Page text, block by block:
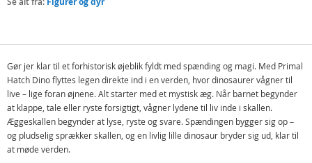
Gør jer klar til et forhistorisk øjeblik fyldt med spænding og magi. Med Primal
Hatch Dino flyttes legen direkte ind i en verden, hvor dinosaurer vågner til
live – lige foran øjnene. Alt starter med et mystisk æg. Når barnet begynder
at klappe, tale eller ryste forsigtigt, vågner lydene til liv inde i skallen.
Æggeskallen begynder at lyse, ryste og svare. Spændingen bygger sig op –
og pludselig sprækker skallen, og en livlig lille dinosaur bryder sig ud, klar til
at møde verden.